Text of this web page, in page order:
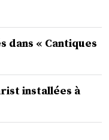
dans « Cantiques
installées à